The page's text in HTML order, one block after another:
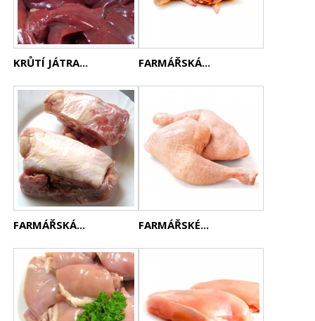
KRŮTÍ JÁTRA... FARMÁŘSKÁ...
FARMÁŘSKÁ... FARMÁŘSKÉ...